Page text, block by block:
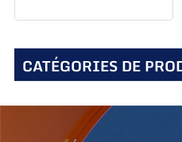
CATÉGORIES DE